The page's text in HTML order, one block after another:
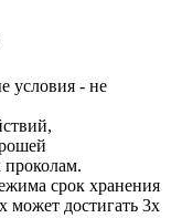
условия - не
проколам.
срок хранения
может достигать 3х